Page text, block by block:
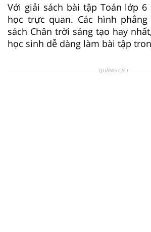
Với giải sách bài tập Toán lớp 6
học trực quan. Các hình
sách Chân trời sáng tạo hay
học sinh dễ dàng làm bài tập
QUẢNG CÁO